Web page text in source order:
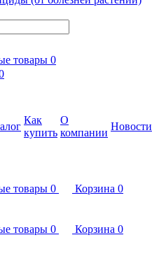
товары 0
Как
купить
О
компании
Новости
товары 0 Корзина 0
товары 0 Корзина 0